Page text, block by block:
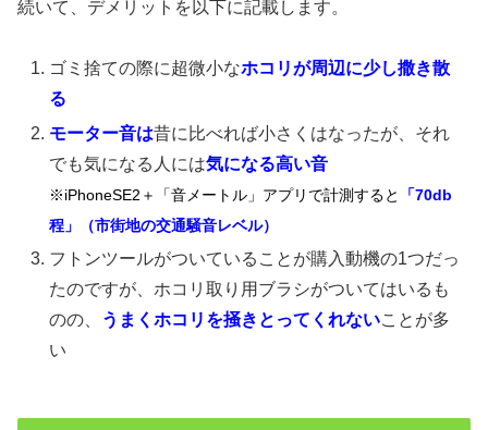
続いて、デメリットを以下に記載します。
ゴミ捨ての際に超微小なホコリが周辺に少し撒き散
る
モーター音は昔に比べれば小さくはなったが、それ
でも気になる人には気になる高い音
※iPhoneSE2＋「音メートル」アプリで計測すると
「70db
程」（市街地の交通騒音レベル）
フトンツールがついていることが購入動機の1つだっ
たのですが、ホコリ取り用ブラシがついてはいるも
のの、
うまくホコリを掻きとってくれないことが多
い